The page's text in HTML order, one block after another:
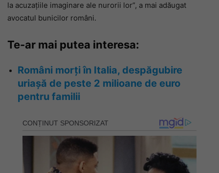
la acuzațiile imaginare ale nurorii lor”, a mai adăugat
avocatul bunicilor români.
Te-ar mai putea interesa:
Români morți în Italia, despăgubire
uriașă de peste 2 milioane de euro
pentru familii